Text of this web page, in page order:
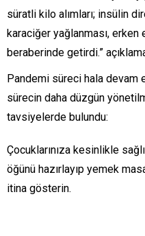
süratli kilo alımları; insülin
karaciğer yağlanması,
beraberinde getirdi.”
Pandemi süreci hala devam
sürecin daha düzgün
tavsiyelerde bulundu:
Çocuklarınıza kesinlikle
öğünü hazırlayıp yemek
itina gösterin.